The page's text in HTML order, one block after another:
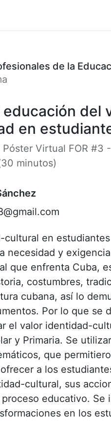
de la
educación
en
Póster Virtual FOR #3 -
30 minutos)
cultural en
necesidad y
que enfrenta Cuba,
costumbres,
cubana, así lo
Por lo que se
el valor identidad-
y Primaria. Se
que
a los
cultural, sus
educativo.
en los